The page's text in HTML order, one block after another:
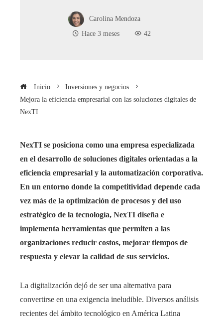
Carolina Mendoza
Hace 3 meses
42
Inicio
Inversiones y negocios
Mejora la eficiencia empresarial con las soluciones digitales de
NexTI
NexTI se posiciona como una empresa especializada
en el desarrollo de soluciones digitales orientadas a la
eficiencia empresarial y la automatización corporativa.
En un entorno donde la competitividad depende cada
vez más de la optimización de procesos y del uso
estratégico de la tecnología, NexTI diseña e
implementa herramientas que permiten a las
organizaciones reducir costos, mejorar tiempos de
respuesta y elevar la calidad de sus servicios.
La digitalización dejó de ser una alternativa para
convertirse en una exigencia ineludible. Diversos análisis
recientes del ámbito tecnológico en América Latina